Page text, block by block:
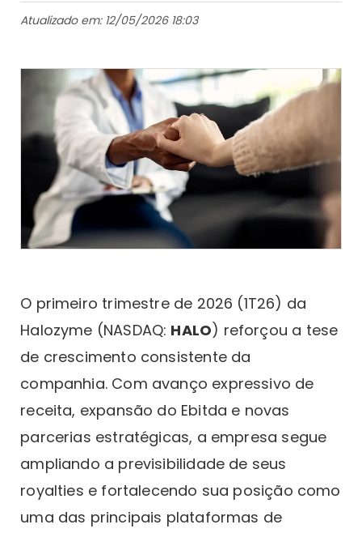
Atualizado em: 12/05/2026 18:03
O primeiro trimestre de 2026 (1T26) da
Halozyme (NASDAQ: HALO) reforçou a tese
de crescimento consistente da
companhia. Com avanço expressivo de
receita, expansão do Ebitda e novas
parcerias estratégicas, a empresa segue
ampliando a previsibilidade de seus
royalties e fortalecendo sua posição como
uma das principais plataformas de